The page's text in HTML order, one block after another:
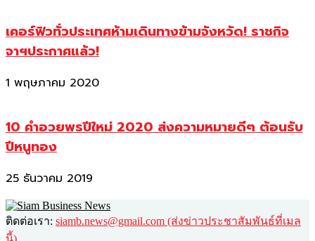
เคอร์ฟิวทั่วประเทศห้ามเดินทางข้ามจังหวัด! ราชกิจ
จาฯประกาศแล้ว!
1 พฤษภาคม 2020
10 คำอวยพรปีใหม่ 2020 ส่งความหมายดีๆ ต้อนรับ
ปีหนูทอง
25 ธันวาคม 2019
ติดต่อเรา: siamb.news@gmail.com (ส่งข่าวประชาสัมพันธ์ที่เมล
นี้)